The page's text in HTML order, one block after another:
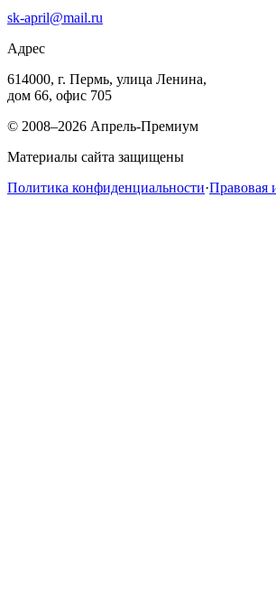
sk-april@mail.ru
Адрес
614000, г. Пермь, улица Ленина,
дом 66, офис 705
© 2008–2026 Апрель-Премиум
Материалы сайта защищены
Политика конфиденциальности·Правовая